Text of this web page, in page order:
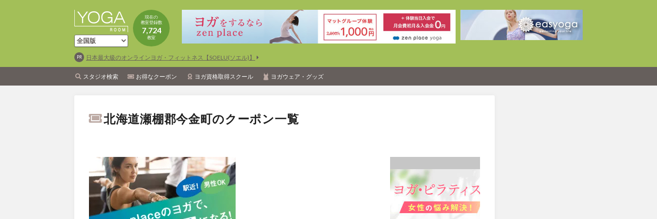
現在の
教室登録数
7,724
教室
日本最大級のオンラインヨガ・フィットネス【SOELU(ソエル)】
スタジオ検索 お得なクーポン ヨガ資格取得スクール ヨガウェア・グッズ
北海道瀬棚郡今金町のクーポン一覧